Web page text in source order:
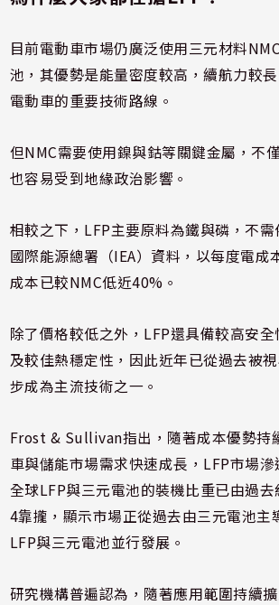
目前電動車市場仍廣泛使用三元材料
池，其優勢是能量密度較高，續航力較
電動車的重要技術路線。
但NMC需要使用鎳與鈷等關鍵金屬，不
也容易受到地緣政治影響。
相較之下，LFP主要原料為鐵與磷，不
國際能源總署（IEA）資料，以每度電成
成本已較NMC低近40%。
除了價格較低之外，LFP還具備較高安
及較佳熱穩定性，因此近年已從過去被
步成為主流技術之一。
Frost & Sullivan指出，隨著成本優勢持
車與儲能市場需求快速成長，LFP市場滲
全球LFP與三元電池的裝機比重已由過
4靠攏，顯示市場正從過去由三元電池主
LFP與三元電池並行發展。
研究機構普遍認為，隨著應用範圍持續